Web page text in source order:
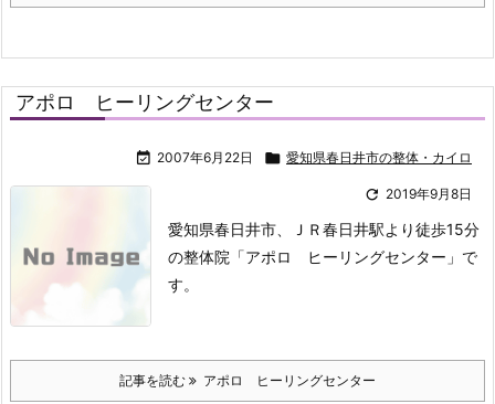
アポロ ヒーリングセンター
 2007年6月22日  愛知県春日井市の整体・カイロ
 2019年9月8日
愛知県春日井市、ＪＲ春日井駅より徒歩15分
の整体院「アポロ ヒーリングセンター」で
す。
記事を読む アポロ ヒーリングセンター